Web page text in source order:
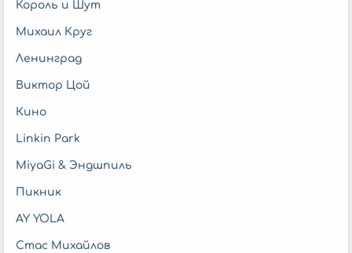
Король и Шут
Михаил Круг
Ленинград
Виктор Цой
Кино
Linkin Park
MiyaGi & Эндшпиль
Пикник
AY YOLA
Стас Михайлов